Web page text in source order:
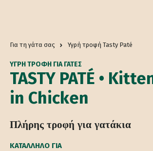
Για τη γάτα σας Υγρή τροφή Tasty Paté
TASTY PATÉ •
in Chicken
ΥΓΡΗ ΤΡΟΦΗ ΓΙΑ ΓΆΤΕΣ
Πλήρης τροφή για γατάκια
ΚΑΤΆΛΛΗΛΟ ΓΙΑ